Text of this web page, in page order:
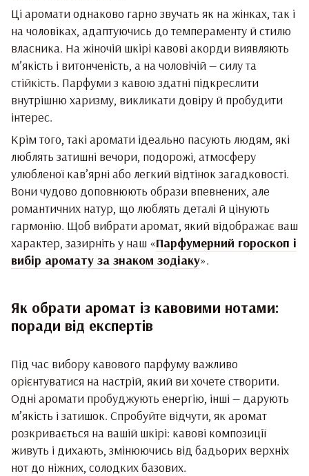
Ці аромати однаково гарно звучать як на жінках, так і
на чоловіках, адаптуючись до темпераменту й стилю
власника. На жіночій шкірі кавові акорди виявляють
м’якість і витонченість, а на чоловічій — силу та
стійкість. Парфуми з кавою здатні підкреслити
внутрішню харизму, викликати довіру й пробудити
інтерес.
Крім того, такі аромати ідеально пасують людям, які
люблять затишні вечори, подорожі, атмосферу
улюбленої кав’ярні або легкий відтінок загадковості.
Вони чудово доповнюють образи впевнених, але
романтичних натур, що люблять деталі й цінують
гармонію. Щоб вибрати аромат, який відображає ваш
характер, зазирніть у наш «Парфумерний гороскоп і
вибір аромату за знаком зодіаку».
Як обрати аромат із кавовими нотами:
поради від експертів
Під час вибору кавового парфуму важливо
орієнтуватися на настрій, який ви хочете створити.
Одні аромати пробуджують енергію, інші — дарують
м’якість і затишок. Спробуйте відчути, як аромат
розкривається на вашій шкірі: кавові композиції
живуть і дихають, змінюючись від бадьорих верхніх
нот до ніжних, солодких базових.